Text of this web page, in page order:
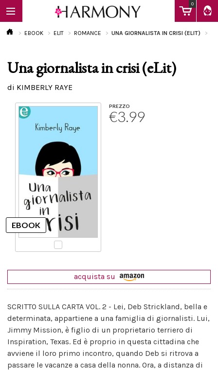
0
EBOOK
Calendario
EBOOK ELIT ROMANCE UNA GIORNALISTA IN CRISI (ELIT)
Una giornalista in crisi (eLit)
di KIMBERLY RAYE
PREZZO
€3.99
acquista su
SCRITTO SULLA CARTA VOL. 2 - Lei, Deb Strickland, bella e
determinata, appartiene a una famiglia di giornalisti. Lui,
Jimmy Mission, è figlio di un proprietario terriero di
Inspiration, Texas. Ed è proprio in questa cittadina che
avviene il loro primo incontro, quando Deb si ritrova a
passare le vacanze a casa della nonna. Ora, a distanza di